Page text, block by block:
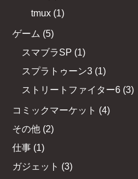
tmux (1)
ゲーム (5)
スマブラSP (1)
スプラトゥーン3 (1)
ストリートファイター6 (3)
コミックマーケット (4)
その他 (2)
仕事 (1)
ガジェット (3)